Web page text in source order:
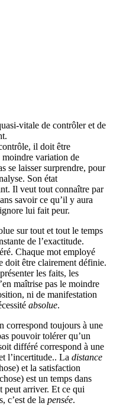
vitale de contrôler et de
il doit être
moindre variation de
se laisser surprendre, pour
Son état
Il veut tout connaître par
savoir ce qu’il y aura
lui fait peur.
sur tout et tout le temps
de l’exactitude.
Chaque mot employé
doit être clairement définie.
les faits, les
maîtrise pas le moindre
ni de manifestation
absolue.
correspond toujours à une
pouvoir tolérer qu’un
différé correspond à une
l’incertitude.. La distance
et la satisfaction
est un temps dans
peut arriver. Et ce qui
c’est de la pensée.